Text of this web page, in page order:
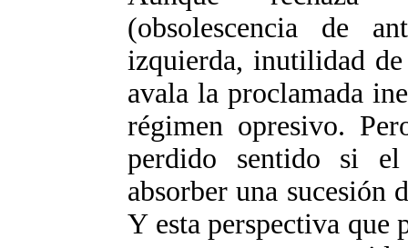
(obsolescencia de
izquierda, inutilidad
avala la proclamada
régimen opresivo.
perdido sentido si
absorber una sucesión
Y esta perspectiva que